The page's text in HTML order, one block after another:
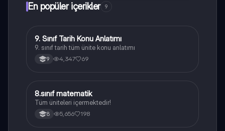
En popüler içerikler 9
Tarih
9. Sınıf Tarih Konu Anlatımı
9. sınıf tarih tüm ünite konu anlatımı
9 4,347 69
Matematik
8.sınıf matematik
Tüm üniteleri içermektedir!
8 5,656 198